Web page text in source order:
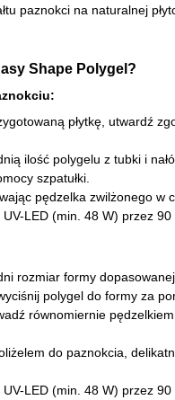
paznokci na naturalnej
Shape Polygel?
płytkę, utwardź
ilość polygelu z tubki i
szpatułki.
pędzelka zwilżonego w
LED (min. 48 W) przez 90
rozmiar formy dopasowanej
polygel do formy za
równomiernie
do paznokcia,
LED (min. 48 W) przez 90